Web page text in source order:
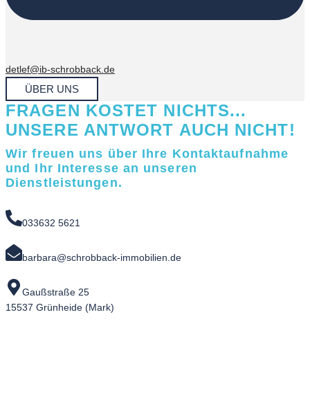
detlef@ib-schrobback.de
ÜBER UNS
FRAGEN KOSTET NICHTS...
UNSERE ANTWORT AUCH NICHT!
Wir freuen uns über Ihre Kontaktaufnahme
und Ihr Interesse an unseren
Dienstleistungen.
033632 5621
barbara@schrobback-immobilien.de
Gaußstraße 25
15537 Grünheide (Mark)